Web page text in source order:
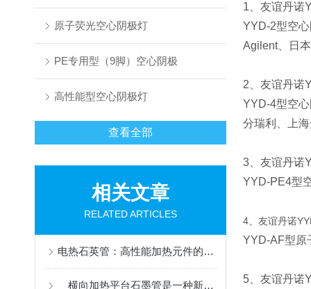
原子荧光空心阴极灯
PE专用型（9脚）空心阴极
高性能型空心阴极灯
查看全部
相关文章
RELATED ARTICLES
电热石英管：高性能加热元件的深度解析
横向加热平台石墨管是一种新型的热管理设备
1、友谊丹诺
YYD-2型空
Agilent、日
2、友谊丹诺
YYD-4型空
分瑞利、上
3、友谊丹诺
YYD-PE4型
4、友谊丹诺
YYD-AF型原
5、友谊丹诺